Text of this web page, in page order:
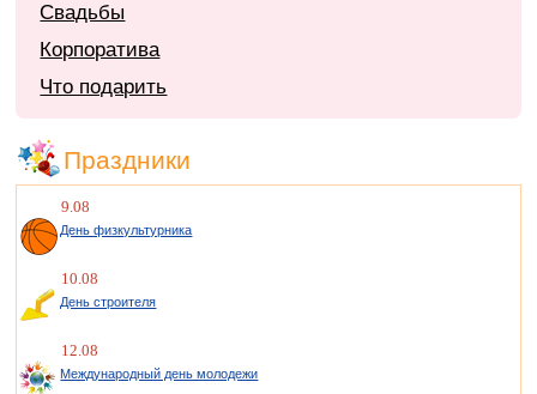
Свадьбы
Корпоратива
Что подарить
Праздники
9.08
День физкультурника
10.08
День строителя
12.08
Международный день молодежи